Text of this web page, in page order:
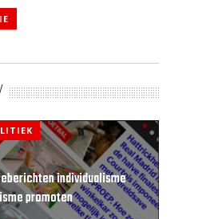
individualisme
promoten